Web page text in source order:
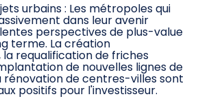
urbains : Les métropoles qui
dans leur avenir
perspectives de plus-value
terme. La création
requalification de friches
de nouvelles lignes de
de centres-villes sont
positifs pour l'investisseur.